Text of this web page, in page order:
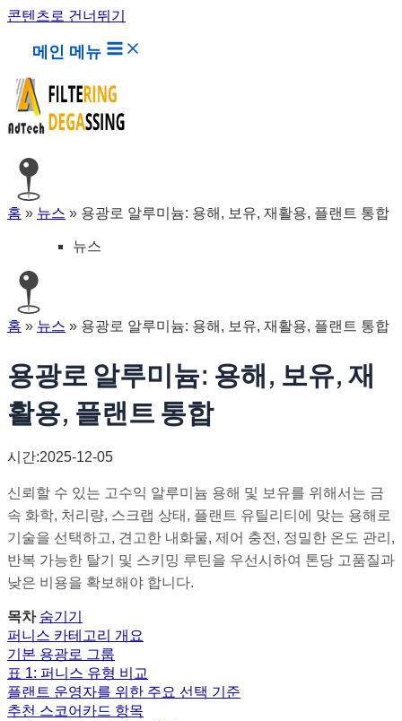
콘텐츠로 건너뛰기
메인 메뉴
홈 » 뉴스 » 용광로 알루미늄: 용해, 보유, 재활용, 플랜트 통합
뉴스
홈 » 뉴스 » 용광로 알루미늄: 용해, 보유, 재활용, 플랜트 통합
용광로 알루미늄: 용해, 보유, 재
활용, 플랜트 통합
시간:2025-12-05
신뢰할 수 있는 고수익 알루미늄 용해 및 보유를 위해서는 금
속 화학, 처리량, 스크랩 상태, 플랜트 유틸리티에 맞는 용해로
기술을 선택하고, 견고한 내화물, 제어 충전, 정밀한 온도 관리,
반복 가능한 탈기 및 스키밍 루틴을 우선시하여 톤당 고품질과
낮은 비용을 확보해야 합니다.
목차 숨기기
퍼니스 카테고리 개요
기본 용광로 그룹
표 1: 퍼니스 유형 비교
플랜트 운영자를 위한 주요 선택 기준
추천 스코어카드 항목